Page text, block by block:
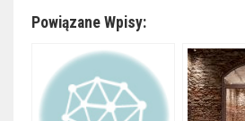
Powiązane Wpisy: